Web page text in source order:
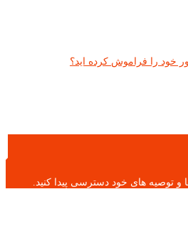
خود را فراموش کرده اید؟
توصیه های خود دسترسی پیدا کنید.